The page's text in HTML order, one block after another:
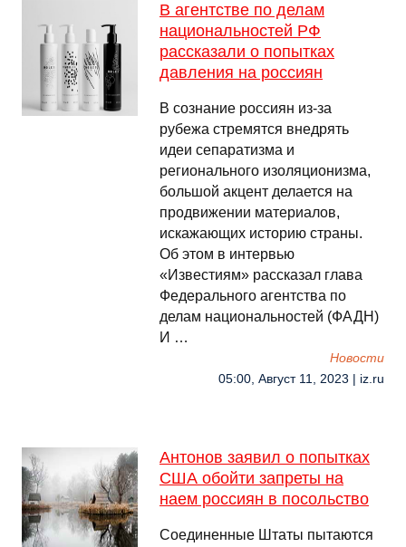
В агентстве по делам
национальностей РФ
рассказали о попытках
давления на россиян
В сознание россиян из-за
рубежа стремятся внедрять
идеи сепаратизма и
регионального изоляционизма,
большой акцент делается на
продвижении материалов,
искажающих историю страны.
Об этом в интервью
«Известиям» рассказал глава
Федерального агентства по
делам национальностей (ФАДН)
И …
Новости
05:00, Август 11, 2023 | iz.ru
Антонов заявил о попытках
США обойти запреты на
наем россиян в посольство
Соединенные Штаты пытаются